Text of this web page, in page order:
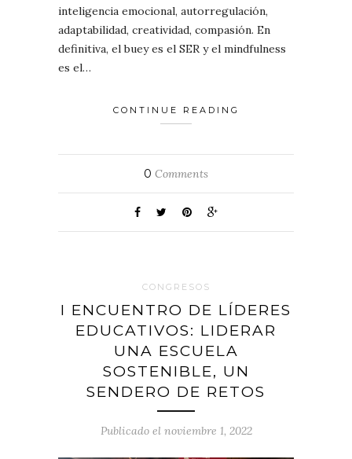
inteligencia emocional, autorregulación,
adaptabilidad, creatividad, compasión. En
definitiva, el buey es el SER y el mindfulness
es el…
CONTINUE READING
0 Comments
CONGRESOS
I ENCUENTRO DE LÍDERES
EDUCATIVOS: LIDERAR
UNA ESCUELA
SOSTENIBLE, UN
SENDERO DE RETOS
Publicado el noviembre 1, 2022